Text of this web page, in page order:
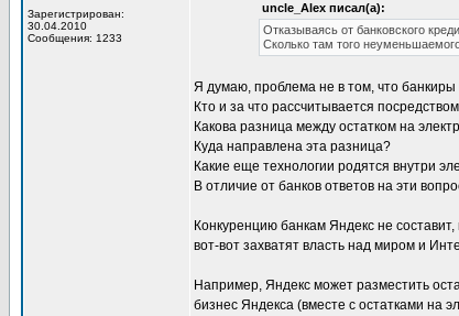
Зарегистрирован:
30.04.2010
Сообщения: 1233
uncle_Alex писал(а):
Отказываясь от банковского
Сколько там того
Я думаю, проблема не в том, что банкиры
Кто и за что рассчитывается
Какова разница между остатком на
Куда направлена эта разница?
Какие еще технологии родятся внутри
В отличие от банков ответов на эти
Конкуренцию банкам Яндекс не
вот-вот захватят власть над миром и
Например, Яндекс может разместить
бизнес Яндекса (вместе с остатками на